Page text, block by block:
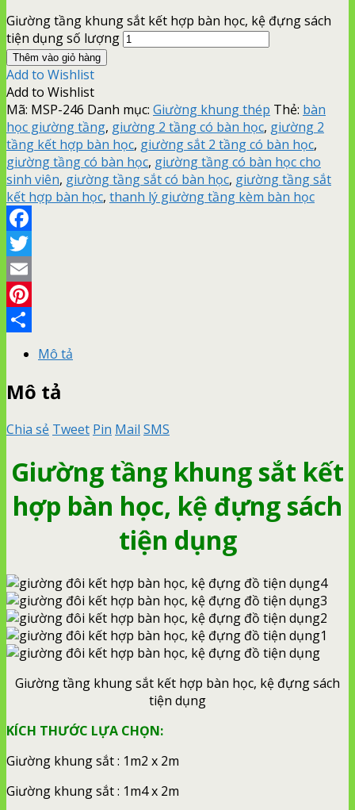
Giường tầng khung sắt kết hợp bàn học, kệ đựng sách
tiện dụng số lượng
Thêm vào giỏ hàng
Add to Wishlist
Add to Wishlist
Mã: MSP-246 Danh mục: Giường khung thép Thẻ: bàn
học giường tầng, giường 2 tầng có bàn học, giường 2
tầng kết hợp bàn học, giường sắt 2 tầng có bàn học,
giường tầng có bàn học, giường tầng có bàn học cho
sinh viên, giường tầng sắt có bàn học, giường tầng sắt
kết hợp bàn học, thanh lý giường tầng kèm bàn học
Facebook
Twitter
Email
Pinterest
ShareMô tả
Mô tả
Chia sẻ Tweet Pin Mail SMS
Giường tầng khung sắt kết
hợp bàn học, kệ đựng sách
tiện dụng
Giường tầng khung sắt kết hợp bàn học, kệ đựng sách
tiện dụng
KÍCH THƯỚC LỰA CHỌN:
Giường khung sắt : 1m2 x 2m
Giường khung sắt : 1m4 x 2m